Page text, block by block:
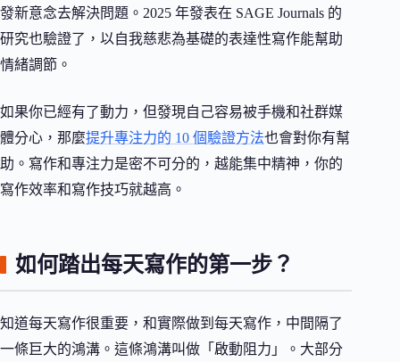
發新意念去解決問題。2025 年發表在 SAGE Journals 的
研究也驗證了，以自我慈悲為基礎的表達性寫作能幫助
情緒調節。
如果你已經有了動力，但發現自己容易被手機和社群媒
體分心，那麼提升專注力的 10 個驗證方法也會對你有幫
助。寫作和專注力是密不可分的，越能集中精神，你的
寫作效率和寫作技巧就越高。
如何踏出每天寫作的第一步？
知道每天寫作很重要，和實際做到每天寫作，中間隔了
一條巨大的鴻溝。這條鴻溝叫做「啟動阻力」。大部分